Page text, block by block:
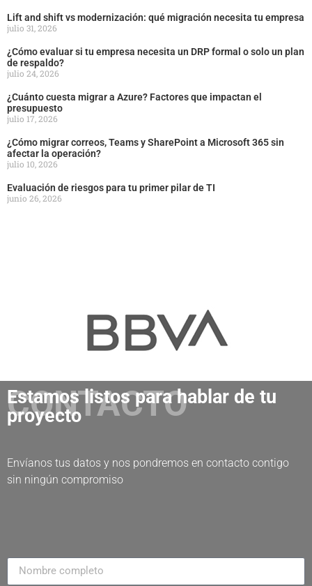
Lift and shift vs modernización: qué migración necesita tu empresa
julio 31, 2026
¿Cómo evaluar si tu empresa necesita un DRP formal o solo un plan
de respaldo?
julio 24, 2026
¿Cuánto cuesta migrar a Azure? Factores que impactan el
presupuesto
julio 17, 2026
¿Cómo migrar correos, Teams y SharePoint a Microsoft 365 sin
afectar la operación?
julio 10, 2026
Evaluación de riesgos para tu primer pilar de TI
junio 26, 2026
Estamos listos para hablar de tu
proyecto
CONTACTO
Envíanos tus datos y nos pondremos en contacto contigo
sin ningún compromiso